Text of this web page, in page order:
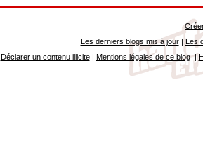
Les derniers blogs mis à jour| Les
Déclarer un contenu illicite| Mentions légales de ce blog|